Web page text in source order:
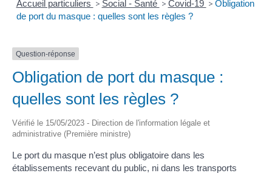
Accueil particuliers > Social - Santé > Covid-19 > Obligation
de port du masque : quelles sont les règles ?
Question-réponse
Obligation de port du masque :
quelles sont les règles ?
Vérifié le 15/05/2023 - Direction de l'information légale et
administrative (Première ministre)
Le port du masque n’est plus obligatoire dans les
établissements recevant du public, ni dans les transports